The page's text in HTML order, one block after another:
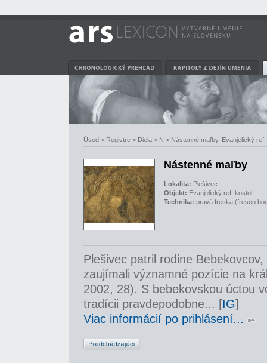
Úvod > Registre > Diela > N > Nástenné maľby, Evanjelický
Nástenné maľby
Lokalita: Plešivec
Objekt: Evanjelický ref. kostol
Technika: pravá freska (fresco
Plešivec patril rodine
zaujímali významné pozície na
2002, 28). S bebekovskou úctou
tradícii pravdepodobne... [IG]
Viac informácií po prihlásení...